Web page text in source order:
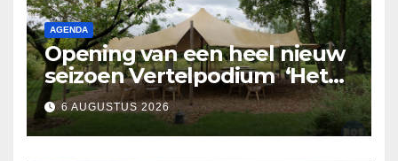
AGENDA
Opening van een heel nieuw
seizoen Vertelpodium ‘Het
Lopende Vuur’. Landelijke
verhalen in Bomentuin D’n
Hooidonk
6 AUGUSTUS 2026